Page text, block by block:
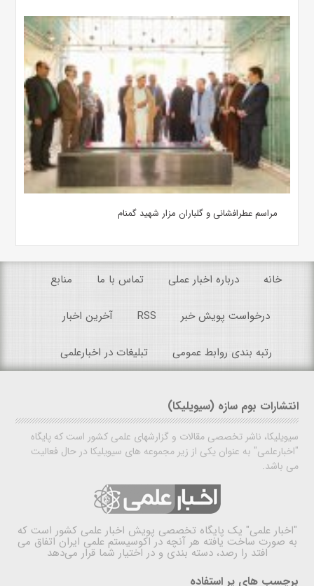
مراسم عطرافشانی و گلباران مزار شهید گمنام
خانه درباره اخبار عملی تماس با ما منابع
درخواست پویش خبر RSS آخرین اخبار
رتبه بندی روابط عمومی تبلیغات در اخبارعلمی
انتشارات بوم سازه (سیویلیکا)
سیویلیکا، ناشر تخصصی مقالات و گزارشهای علمی کشور است که پایگاه
"اخبارعلمی" به عنوان یکی از زیر مجموعه های سیویلیکا در حال فعالیت
می باشد.
"اخبار علمی" یک پایگاه تخصصی پویش اخبار علمی کشور است که
به صورت ساخت یافته هر آنچه در اکوسیستم علمی ایران اتفاق می
افتد را رصد، دسته بندی و در اختیار شما قرار می‌دهد
برچسب های پر استفاده